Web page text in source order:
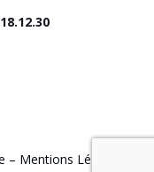
– Mentions Légales